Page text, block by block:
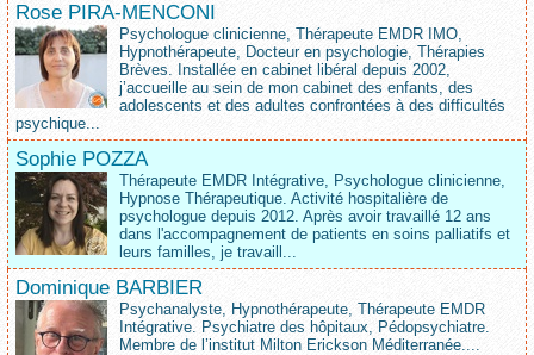
Rose PIRA-MENCONI
Psychologue clinicienne, Thérapeute EMDR IMO,
Hypnothérapeute, Docteur en psychologie, Thérapies
Brèves. Installée en cabinet libéral depuis 2002,
j’accueille au sein de mon cabinet des enfants, des
adolescents et des adultes confrontées à des difficultés
psychique...
Sophie POZZA
Thérapeute EMDR Intégrative, Psychologue clinicienne,
Hypnose Thérapeutique. Activité hospitalière de
psychologue depuis 2012. Après avoir travaillé 12 ans
dans l'accompagnement de patients en soins palliatifs et
leurs familles, je travaill...
Dominique BARBIER
Psychanalyste, Hypnothérapeute, Thérapeute EMDR
Intégrative. Psychiatre des hôpitaux, Pédopsychiatre.
Membre de l’institut Milton Erickson Méditerranée....